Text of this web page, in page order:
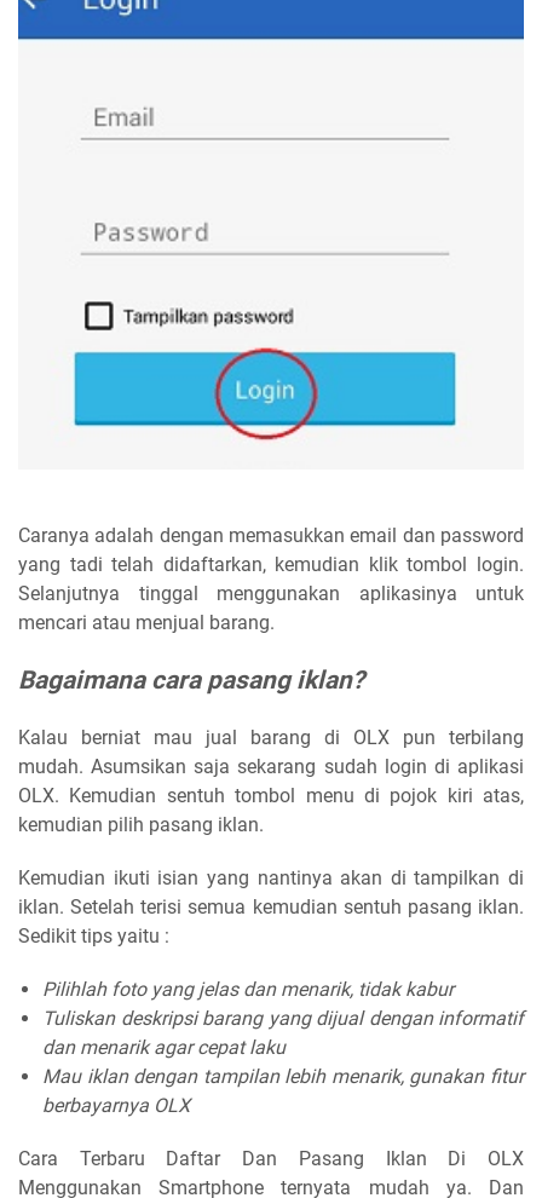
Caranya adalah dengan memasukkan email dan password
yang tadi telah didaftarkan, kemudian klik tombol login.
Selanjutnya tinggal menggunakan aplikasinya untuk
mencari atau menjual barang.
Bagaimana cara pasang iklan?
Kalau berniat mau jual barang di OLX pun terbilang
mudah. Asumsikan saja sekarang sudah login di aplikasi
OLX. Kemudian sentuh tombol menu di pojok kiri atas,
kemudian pilih pasang iklan.
Kemudian ikuti isian yang nantinya akan di tampilkan di
iklan. Setelah terisi semua kemudian sentuh pasang iklan.
Sedikit tips yaitu :
Pilihlah foto yang jelas dan menarik, tidak kabur
Tuliskan deskripsi barang yang dijual dengan informatif
dan menarik agar cepat laku
Mau iklan dengan tampilan lebih menarik, gunakan fitur
berbayarnya OLX
Cara Terbaru Daftar Dan Pasang Iklan Di OLX
Menggunakan Smartphone ternyata mudah ya. Dan